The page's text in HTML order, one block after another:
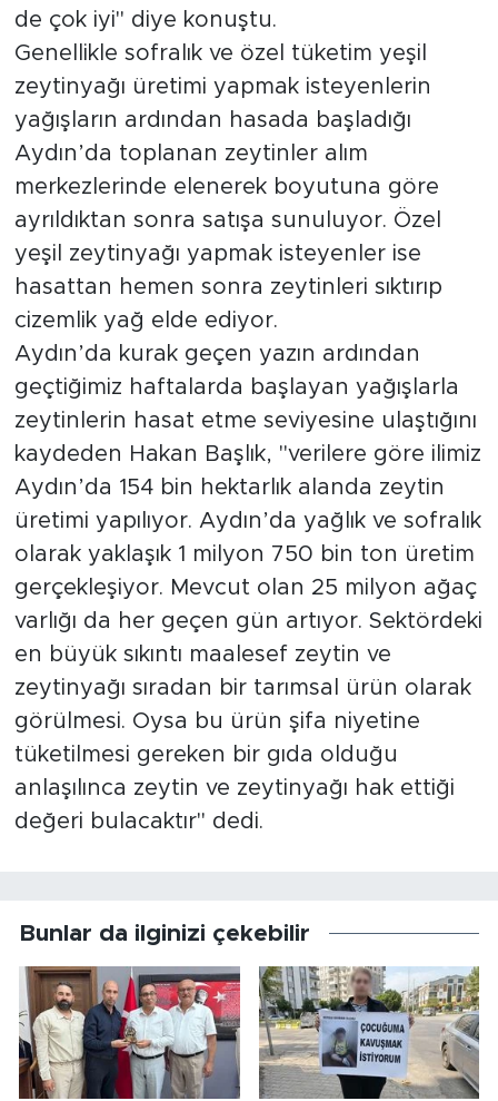
de çok iyi" diye konuştu.
Genellikle sofralık ve özel tüketim yeşil
zeytinyağı üretimi yapmak isteyenlerin
yağışların ardından hasada başladığı
Aydın’da toplanan zeytinler alım
merkezlerinde elenerek boyutuna göre
ayrıldıktan sonra satışa sunuluyor. Özel
yeşil zeytinyağı yapmak isteyenler ise
hasattan hemen sonra zeytinleri sıktırıp
cizemlik yağ elde ediyor.
Aydın’da kurak geçen yazın ardından
geçtiğimiz haftalarda başlayan yağışlarla
zeytinlerin hasat etme seviyesine ulaştığını
kaydeden Hakan Başlık, "verilere göre ilimiz
Aydın’da 154 bin hektarlık alanda zeytin
üretimi yapılıyor. Aydın’da yağlık ve sofralık
olarak yaklaşık 1 milyon 750 bin ton üretim
gerçekleşiyor. Mevcut olan 25 milyon ağaç
varlığı da her geçen gün artıyor. Sektördeki
en büyük sıkıntı maalesef zeytin ve
zeytinyağı sıradan bir tarımsal ürün olarak
görülmesi. Oysa bu ürün şifa niyetine
tüketilmesi gereken bir gıda olduğu
anlaşılınca zeytin ve zeytinyağı hak ettiği
değeri bulacaktır" dedi.
Bunlar da ilginizi çekebilir